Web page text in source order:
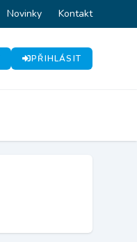
Novinky Kontakt
PŘIHLÁSIT